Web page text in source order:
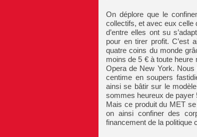
On déplore que le
collectifs, et avec eux celle
d’entre elles ont su
pour en tirer profit. C’est
quatre coins du monde
moins de 5 € à toute
Opera de New York. Nous
centime en soupers
ainsi se bâtir sur le
sommes heureux de payer
Mais ce produit du MET
on ainsi confiner des
financement de la politique